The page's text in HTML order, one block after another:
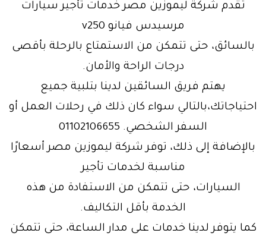
تقدم شركة ليموزين مصر خدمات تأجير سيارات
مرسيدس فيانو v250
بالسائق، حتى تتمكن من الاستمتاع بالرحلة بأقصى
درجات الراحة والأمان.
يهتم فريق السائقين لدينا بتلبية جميع
احتياجاتك،بالتالي سواء كان ذلك في رحلات العمل أو
السفر الشخصي. 01102106655
بالإضافة إلى ذلك، توفر شركة ليموزين مصر أسعارًا
مناسبة لخدمات تأجير
السيارات، حتى تتمكن من الاستفادة من هذه
الخدمة بأقل التكاليف.
كما يتوفر لدينا خدمات على مدار الساعة، حتى تتمكن